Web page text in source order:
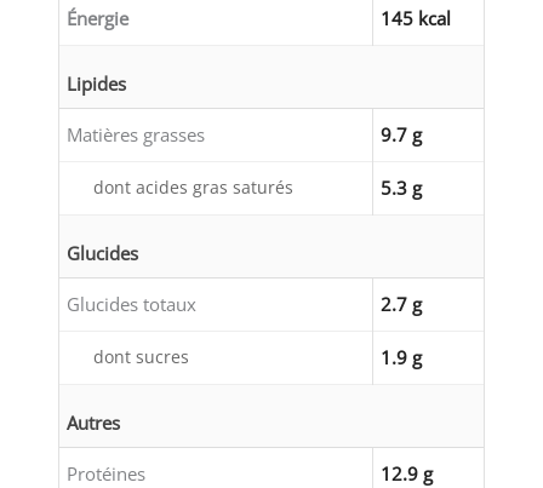
Énergie 145 kcal
Lipides
Matières grasses 9.7 g
dont acides gras saturés 5.3 g
Glucides
Glucides totaux 2.7 g
dont sucres 1.9 g
Autres
Protéines 12.9 g